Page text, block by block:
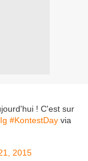
! C'est sur
#KontestDay via
2015